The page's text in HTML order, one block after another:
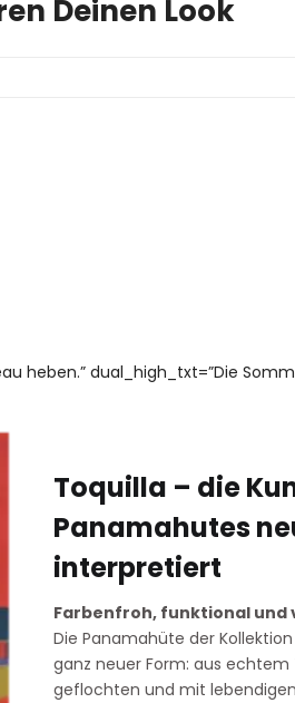
Deinen Look
heben.” dual_high_txt=”Die
Toquilla – die
Panamahutes
interpretiert
Farbenfroh, funktional und
Die Panamahüte der
ganz neuer Form: aus echtem
geflochten und mit